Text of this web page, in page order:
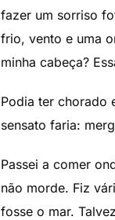
fazer um sorriso
frio, vento e uma
minha cabeça?
Podia ter chorado
sensato faria:
Passei a comer
não morde. Fiz
fosse o mar.